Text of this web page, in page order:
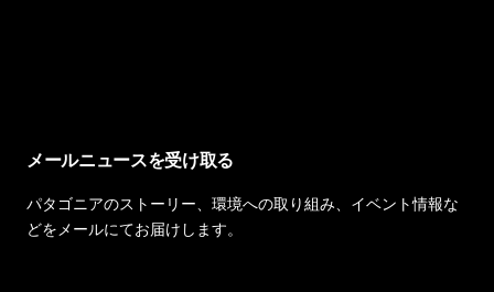
メールニュースを受け取る
パタゴニアのストーリー、環境への取り組み、イベント情報な
どをメールにてお届けします。